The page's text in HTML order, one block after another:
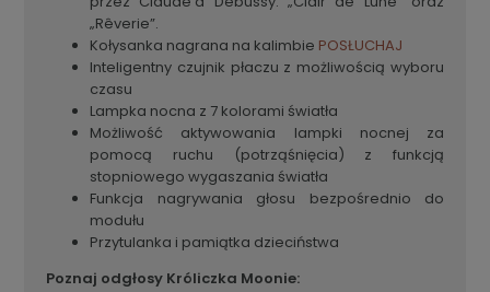
„Rêverie”.
Kołysanka nagrana na kalimbie POSŁUCHAJ
Inteligentny czujnik płaczu z możliwością wyboru
czasu
Lampka nocna z 7 kolorami światła
Możliwość aktywowania lampki nocnej za
pomocą ruchu (potrząśnięcia) z funkcją
stopniowego wygaszania światła
Funkcja nagrywania głosu bezpośrednio do
modułu
Przytulanka i pamiątka dzieciństwa
Poznaj odgłosy Króliczka Moonie: